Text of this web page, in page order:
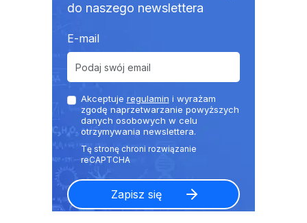
do naszego newslettera
E-mail
Akceptuje regulamin i wyrażam
zgodę naprzetwarzanie powyższych
danych osobowych w celu
otrzymywania newslettera.